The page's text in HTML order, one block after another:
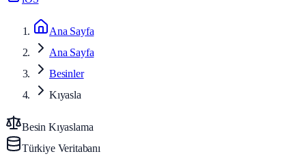
Ana Sayfa
Ana Sayfa
Besinler
Kıyasla
Besin Kıyaslama
Türkiye Veritabanı